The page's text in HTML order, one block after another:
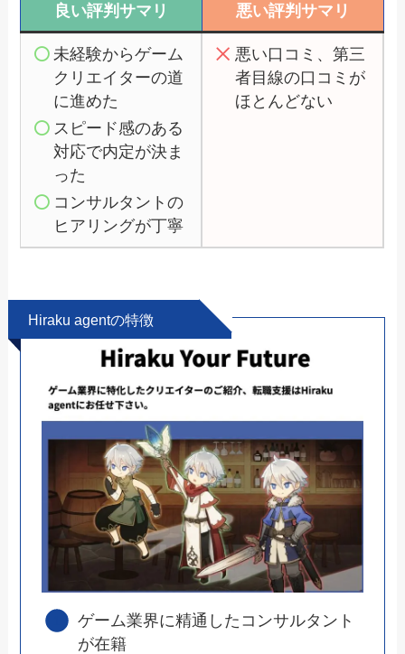
良い評判サマリ 悪い評判サマリ
未経験からゲーム
クリエイターの道
に進めた
スピード感のある
対応で内定が決ま
った
コンサルタントの
ヒアリングが丁寧
悪い口コミ、第三
者目線の口コミが
ほとんどない
Hiraku agentの特徴
ゲーム業界に精通したコンサルタント
が在籍